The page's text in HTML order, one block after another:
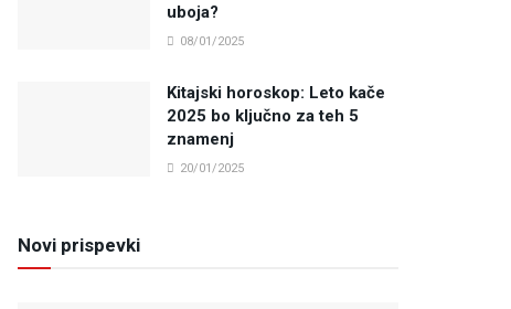
uboja?
08/01/2025
Kitajski horoskop: Leto kače
2025 bo ključno za teh 5
znamenj
20/01/2025
Novi prispevki